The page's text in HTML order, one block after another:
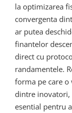
la optimizarea
convergenta
ar putea
finantelor
direct cu
randamentele.
forma pe care o
dintre inovatori,
esential pentru